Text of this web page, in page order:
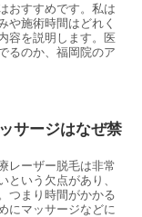
おすすめです。私は
や施術時間はどれく
容を説明します。医
るのか、福岡院のア
サージはなぜ禁
レーザー脱毛は非常
という欠点があり、
つまり時間がかかる
にマッサージなどに